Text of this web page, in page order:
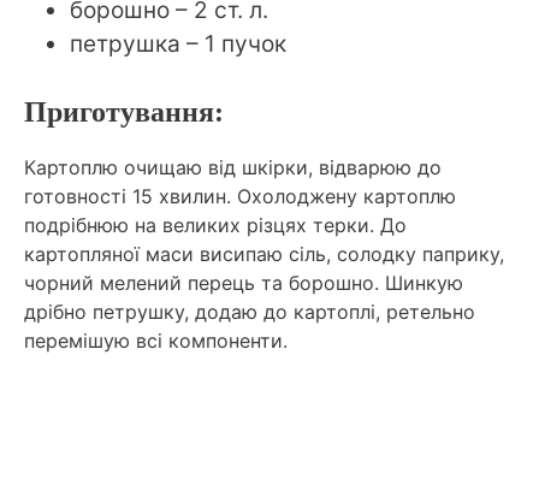
борошно – 2 ст. л.
петрушка – 1 пучок
Приготування:
Картоплю очищаю від шкірки, відварюю до
готовності 15 хвилин. Охолоджену картоплю
подрібнюю на великих різцях терки. До
картопляної маси висипаю сіль, солодку паприку,
чорний мелений перець та борошно. Шинкую
дрібно петрушку, додаю до картоплі, ретельно
перемішую всі компоненти.